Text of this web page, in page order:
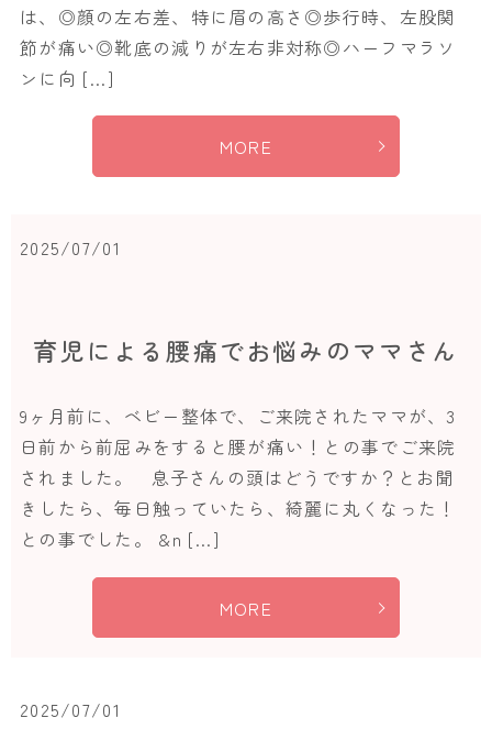
は、◎顔の左右差、特に眉の高さ◎歩行時、左股関
節が痛い◎靴底の減りが左右非対称◎ハーフマラソ
ンに向 […]
MORE
2025/07/01
育児による腰痛でお悩みのママさん
9ヶ月前に、ベビー整体で、ご来院されたママが、3
日前から前屈みをすると腰が痛い！との事でご来院
されました。 息子さんの頭はどうですか？とお聞
きしたら、毎日触っていたら、綺麗に丸くなった！
との事でした。 &n […]
MORE
2025/07/01